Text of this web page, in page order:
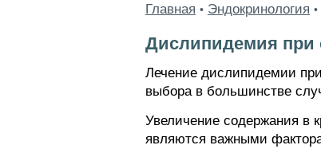
Главная • Эндокринология •
Дислипидемия при
Лечение дислипидемии
выбора в большинстве
Увеличение содержания в
являются важными